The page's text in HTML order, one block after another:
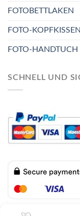
FOTOBETTLAKEN
FOTO-
FOTO-HANDTUCH
SCHNELL UND